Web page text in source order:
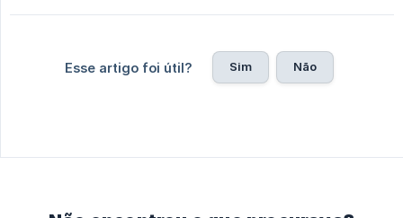
Esse artigo foi útil? Sim Não